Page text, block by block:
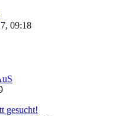
09:18
gesucht!